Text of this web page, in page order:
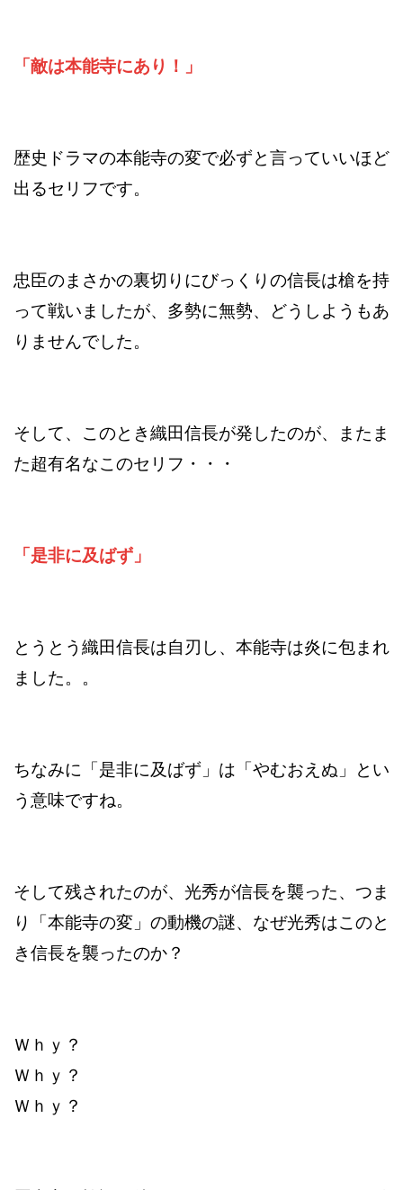
「敵は本能寺にあり！」
歴史ドラマの本能寺の変で必ずと言っていいほど
出るセリフです。
忠臣のまさかの裏切りにびっくりの信長は槍を持
って戦いましたが、多勢に無勢、どうしようもあ
りませんでした。
そして、このとき織田信長が発したのが、またま
た超有名なこのセリフ・・・
「是非に及ばず」
とうとう織田信長は自刃し、本能寺は炎に包まれ
ました。。
ちなみに「是非に及ばず」は「やむおえぬ」とい
う意味ですね。
そして残されたのが、光秀が信長を襲った、つま
り「本能寺の変」の動機の謎、なぜ光秀はこのと
き信長を襲ったのか？
Ｗｈｙ？
Ｗｈｙ？
Ｗｈｙ？